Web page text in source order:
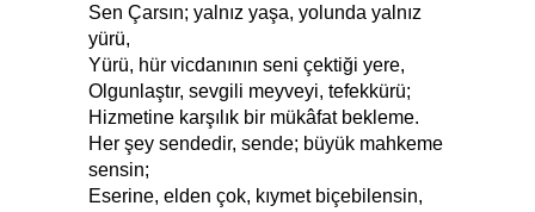
Sen Çarsın; yalnız yaşa, yolunda yalnız
yürü,
Yürü, hür vicdanının seni çektiği yere,
Olgunlaştır, sevgili meyveyi, tefekkürü;
Hizmetine karşılık bir mükâfat bekleme.
Her şey sendedir, sende; büyük mahkeme
sensin;
Eserine, elden çok, kıymet biçebilensin,